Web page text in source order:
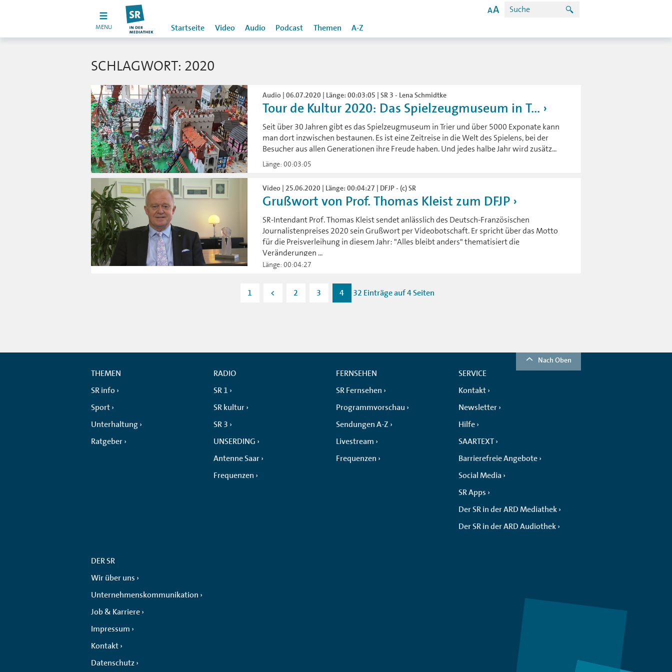
MENU Startseite Video Audio Podcast Themen A-Z
SCHLAGWORT: 2020
Audio | 06.07.2020 | Länge: 00:03:05 | SR 3 - Lena Schmidtke
Tour de Kultur 2020: Das Spielzeugmuseum in T...
Seit über 30 Jahren gibt es das Spielzeugmuseum in Trier und über 5000 Exponate kann
man dort inzwischen bestaunen. Es ist eine Zeitreise in die Welt des Spielens, bei der
Besucher aus allen Generationen ihre Freude haben. Und jedes halbe Jahr wird zusätz...
Länge: 00:03:05
Video | 25.06.2020 | Länge: 00:04:27 | DFJP - (c) SR
Grußwort von Prof. Thomas Kleist zum DFJP
SR-Intendant Prof. Thomas Kleist sendet anlässlich des Deutsch-Französischen
Journalistenpreises 2020 sein Grußwort per Videobotschaft. Er spricht über das Motto
für die Preisverleihung in diesem Jahr: "Alles bleibt anders" thematisiert die
Veränderungen ...
Länge: 00:04:27
1 < 2 3 4 32 Einträge auf 4 Seiten
Nach Oben
THEMEN
SR info
Sport
Unterhaltung
Ratgeber
RADIO
SR 1
SR kultur
SR 3
UNSERDING
Antenne Saar
Frequenzen
FERNSEHEN
SR Fernsehen
Programmvorschau
Sendungen A-Z
Livestream
Frequenzen
SERVICE
Kontakt
Newsletter
Hilfe
SAARTEXT
Barrierefreie Angebote
Social Media
SR Apps
Der SR in der ARD Mediathek
Der SR in der ARD Audiothek
DER SR
Wir über uns
Unternehmenskommunikation
Job & Karriere
Impressum
Kontakt
Datenschutz